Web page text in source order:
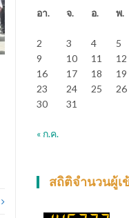
เงินสะพั
บาท ส่ง
ช้างเกมส์”
สุราษฎร์ธ
ปิดฉากยิ่ง
ข่าวทั่วไทย
อา.
จ. อ. พ.
2
3 4 5
9
10 11 12
16
17 18 19
23
24 25 26
30
31
« ก.ค.
สถิติจำนวนผู้เ